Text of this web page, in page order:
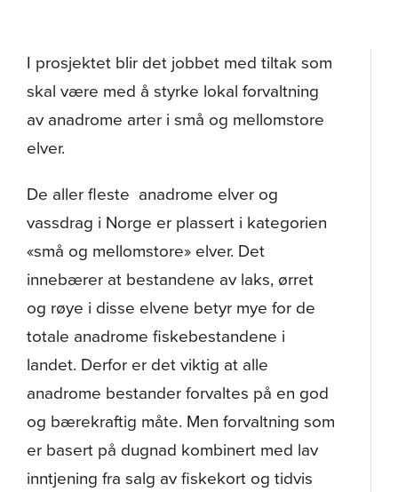
I prosjektet blir det jobbet med tiltak som
skal være med å styrke lokal forvaltning
av anadrome arter i små og mellomstore
elver.
De aller fleste anadrome elver og
vassdrag i Norge er plassert i kategorien
«små og mellomstore» elver. Det
innebærer at bestandene av laks, ørret
og røye i disse elvene betyr mye for de
totale anadrome fiskebestandene i
landet. Derfor er det viktig at alle
anadrome bestander forvaltes på en god
og bærekraftig måte. Men forvaltning som
er basert på dugnad kombinert med lav
inntjening fra salg av fiskekort og tidvis